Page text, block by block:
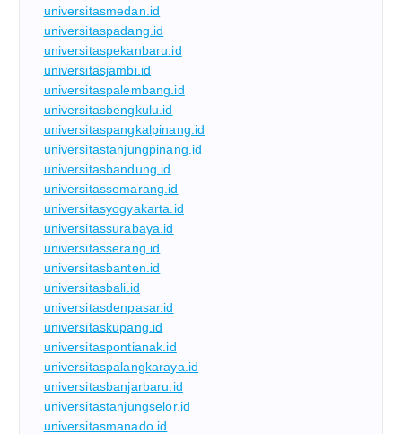
universitasmedan.id
universitaspadang.id
universitaspekanbaru.id
universitasjambi.id
universitaspalembang.id
universitasbengkulu.id
universitaspangkalpinang.id
universitastanjungpinang.id
universitasbandung.id
universitassemarang.id
universitasyogyakarta.id
universitassurabaya.id
universitasserang.id
universitasbanten.id
universitasbali.id
universitasdenpasar.id
universitaskupang.id
universitaspontianak.id
universitaspalangkaraya.id
universitasbanjarbaru.id
universitastanjungselor.id
universitasmanado.id